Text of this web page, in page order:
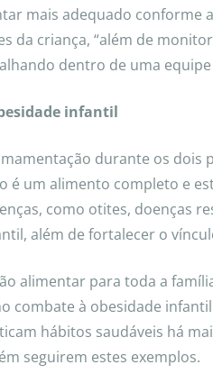
mais adequado conforme
da criança, “além de
dentro de uma
infantil
durante os dois
é um alimento completo e
como otites, doenças
além de fortalecer o
alimentar para toda a
combate à obesidade
hábitos saudáveis há
seguirem estes exemplos.